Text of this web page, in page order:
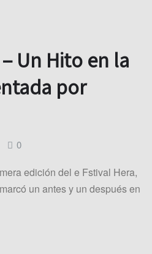
Un Hito en la
por
0
edición del e Fstival Hera,
un antes y un después en